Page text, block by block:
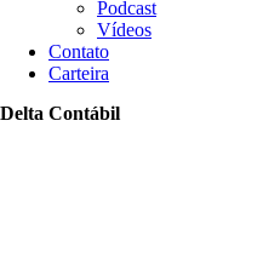
Podcast
Vídeos
Contato
Carteira
Delta Contábil